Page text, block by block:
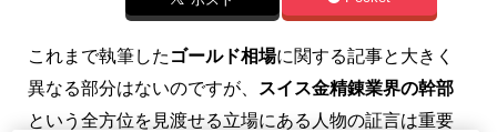
これまで執筆した ゴールド相場に関する記事と大きく
異なる部分はないのですが、
スイス金精錬業界の幹部
という全方位を見渡せる立場にある人物の証言は重要